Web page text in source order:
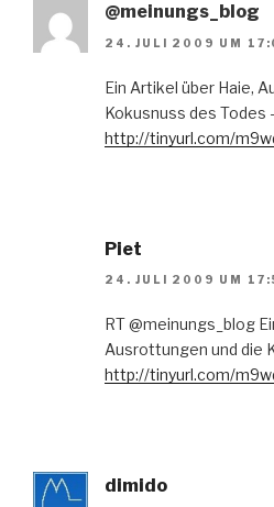
@meinungs_blog
24. JULI 2009 UM
Ein Artikel über Haie,
Kokusnuss des Todes
http://tinyurl.com/
Piet
24. JULI 2009 UM
RT @meinungs_blog
Ausrottungen und die
http://tinyurl.com/
dimido